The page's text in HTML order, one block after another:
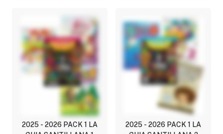
2025 - 2026 PACK 1 LA
2025 - 2026 PACK 1 LA